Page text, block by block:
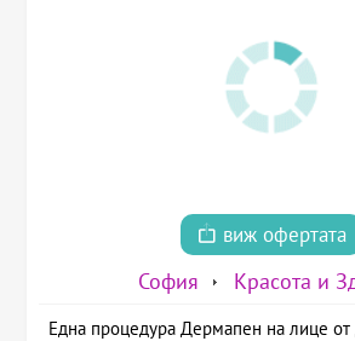
виж офертата
София Красота и
Една процедура Дермапен на лице